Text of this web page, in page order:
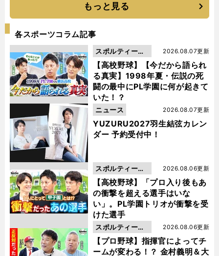
もっと見る
各スポーツコラム記事
【高校野球】【今だから語られ
る真実】1998年夏・伝説の死
闘の最中にPL学園に何が起きて
いた！？
2026.08.07更新
スポルティーバ
動画
YUZURU2027羽生結弦カレン
ダー 予約受付中！
2026.08.07更新
ニュース
【高校野球】「プロ入り後もあ
の衝撃を超える選手はいな
い」。PL学園トリオが衝撃を受
けた選手
2026.08.06更新
スポルティーバ
動画
【プロ野球】指揮官によってチ
ームが変わる！？ 金村義明＆大
2026.08.06更新
スポルティーバ
動画